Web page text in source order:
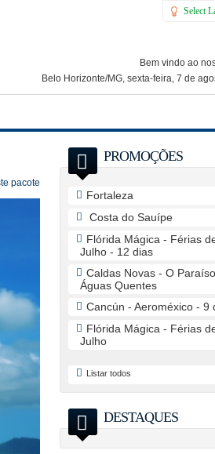
Select
Bem vindo ao
Belo Horizonte/MG, sexta-feira, 7 de
pacote
PROMOÇÕES
Fortaleza
Costa do Sauípe
Flórida Mágica - Férias
Julho - 12 dias
Caldas Novas - O
Águas Quentes
Cancún - Aeroméxico - 9
Flórida Mágica - Férias
Julho
Listar todos
DESTAQUES